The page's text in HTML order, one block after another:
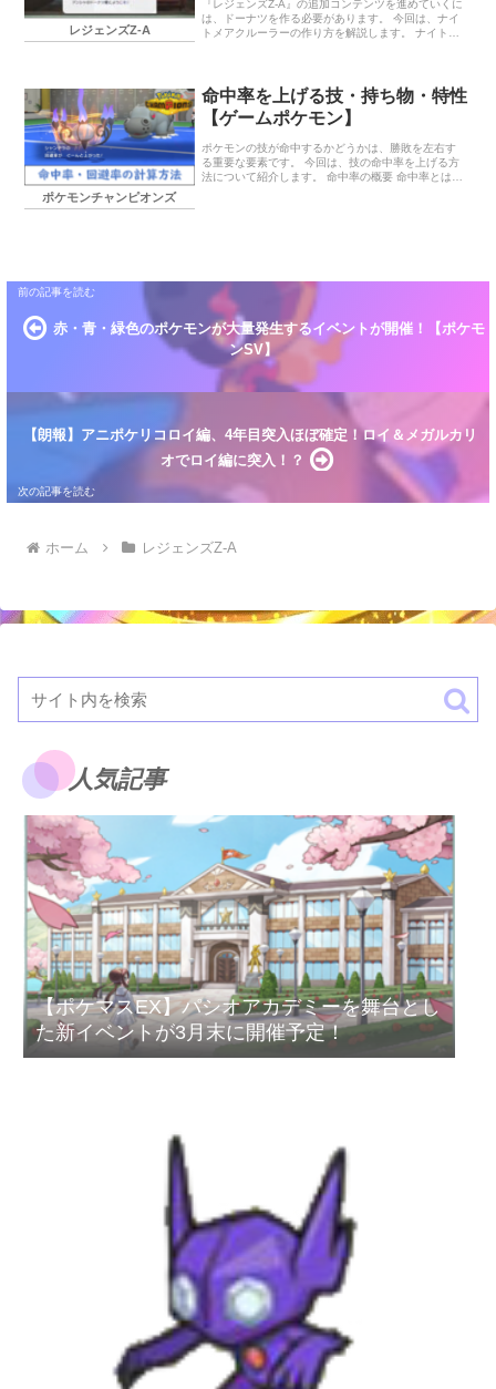
レジェンズZ-A
『レジェンズZ-A』の追加コンテンツを進めていくに
は、ドーナツを作る必要があります。 今回は、ナイ
トメアクルーラーの作り方を解説します。 ナイトメ
ポケモンチャンピオンズ
命中率を上げる技・持ち物・特性
【ゲームポケモン】
ポケモンの技が命中するかどうかは、勝敗を左右す
る重要な要素です。 今回は、技の命中率を上げる方
法について紹介します。 命中率の概要 命中率とは、
赤・青・緑色のポケモンが大量発生するイベントが開催！【ポケモ
ンSV】
【朗報】アニポケリコロイ編、4年目突入ほぼ確定！ロイ＆メガルカリ
オでロイ編に突入！？
ホーム レジェンズZ-A
人気記事
【ポケマスEX】パシオアカデミーを舞台とし
た新イベントが3月末に開催予定！